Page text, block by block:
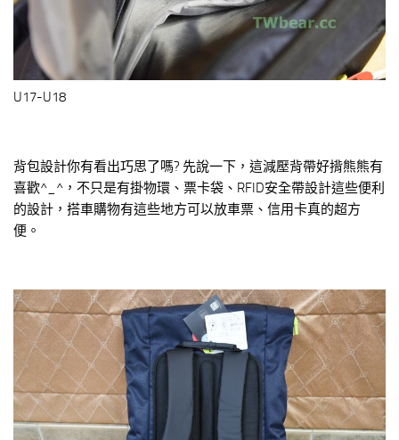
U17-U18
背包設計你有看出巧思了嗎? 先說一下，這減壓背帶好揹熊熊有
喜歡^_^，不只是有掛物環、票卡袋、RFID安全帶設計這些便利
的設計，搭車購物有這些地方可以放車票、信用卡真的超方
便。